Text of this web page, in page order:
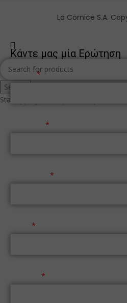
La Cornice S.A.
Search
Start typing to see products you are
Κάντε μας μία Ερώτηση
Όνομα